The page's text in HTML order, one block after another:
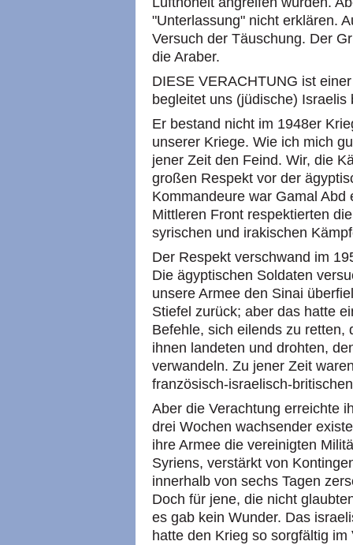
"Unterlassung" nicht erklären.
Versuch der Täuschung. Der
die Araber.
DIESE VERACHTUNG ist
begleitet uns (jüdische) Israelis
Er bestand nicht im 1948er
unserer Kriege. Wie ich mich
jener Zeit den Feind. Wir, die
großen Respekt vor der
Kommandeure war Gamal
Mittleren Front respektierten
syrischen und irakischen
Der Respekt verschwand im
Die ägyptischen Soldaten
unsere Armee den Sinai
Stiefel zurück; aber das hatte
Befehle, sich eilends zu retten,
ihnen landeten und drohten,
verwandeln. Zu jener Zeit
französisch-israelisch-
Aber die Verachtung erreichte
drei Wochen wachsender
ihre Armee die vereinigten
Syriens, verstärkt von
innerhalb von sechs Tagen
Doch für jene, die nicht
es gab kein Wunder. Das
hatte den Krieg so sorgfältig